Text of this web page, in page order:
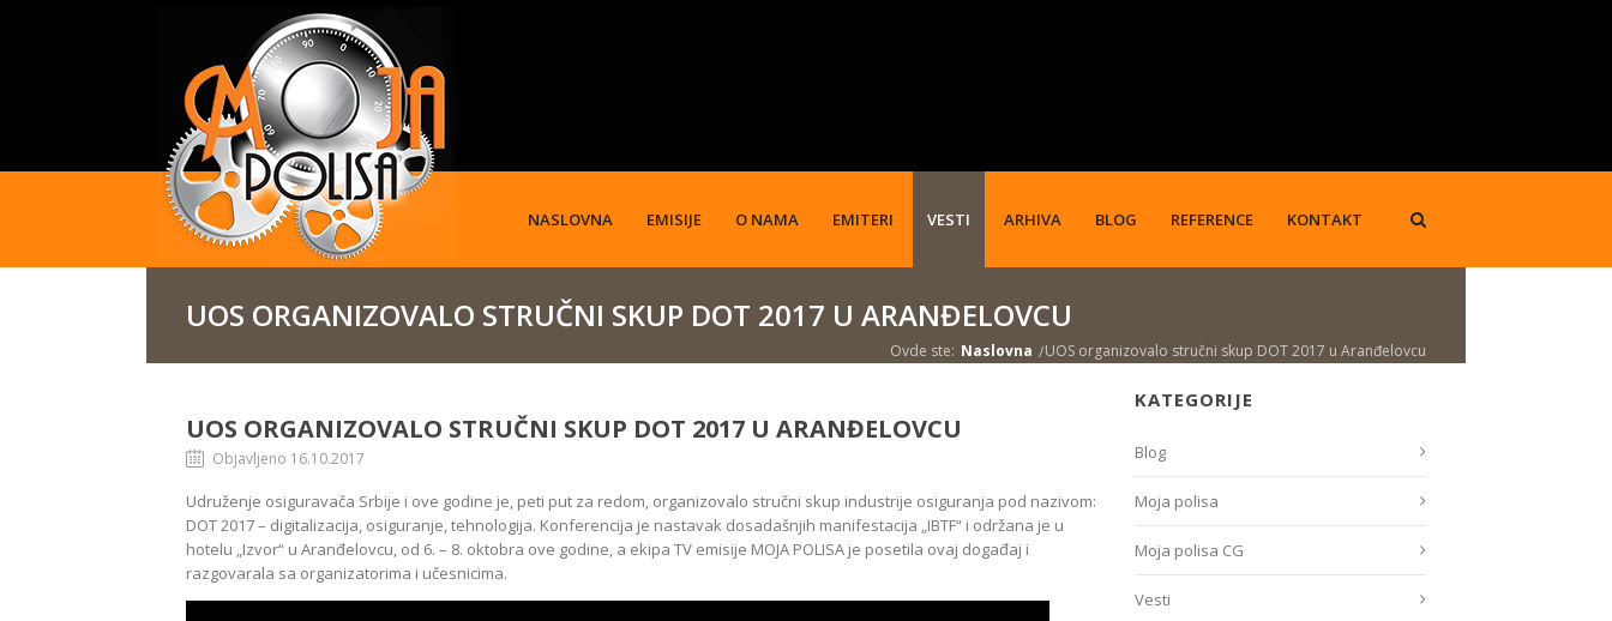
NASLOVNA EMISIJE O NAMA EMITERI VESTI ARHIVA BLOG REFERENCE KONTAKT
UOS ORGANIZOVALO STRUČNI SKUP DOT 2017 U ARANĐELOVCU
Ovde ste: Naslovna UOS organizovalo stručni skup DOT 2017 u Aranđelovcu
UOS ORGANIZOVALO STRUČNI SKUP DOT 2017 U ARANĐELOVCU
Objavljeno 16.10.2017
Udruženje osiguravača Srbije i ove godine je, peti put za redom, organizovalo stručni skup industrije osiguranja pod nazivom:
DOT 2017 – digitalizacija, osiguranje, tehnologija. Konferencija je nastavak dosadašnjih manifestacija „IBTF“ i održana je u
hotelu „Izvor“ u Aranđelovcu, od 6. – 8. oktobra ove godine, a ekipa TV emisije MOJA POLISA je posetila ovaj događaj i
razgovarala sa organizatorima i učesnicima.
KATEGORIJE
Blog
Moja polisa
Moja polisa CG
Vesti